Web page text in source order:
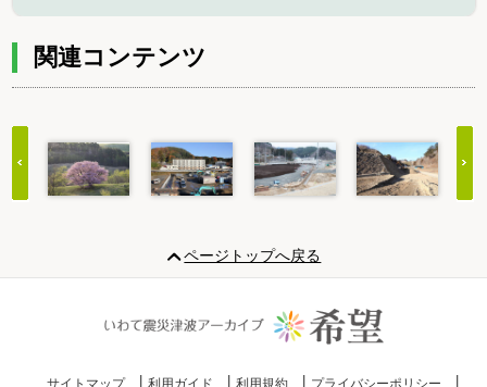
関連コンテンツ
20
ページトップへ戻る
サイトマップ 利用ガイド 利用規約 プライバシーポリシー